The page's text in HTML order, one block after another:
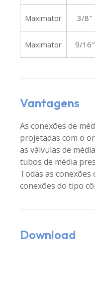
Maximator 3/8″
Maximator 9/16″
Vantagens
As conexões de
projetadas com o
as válvulas de
tubos de média
Todas as conexões
conexões do tipo
Download